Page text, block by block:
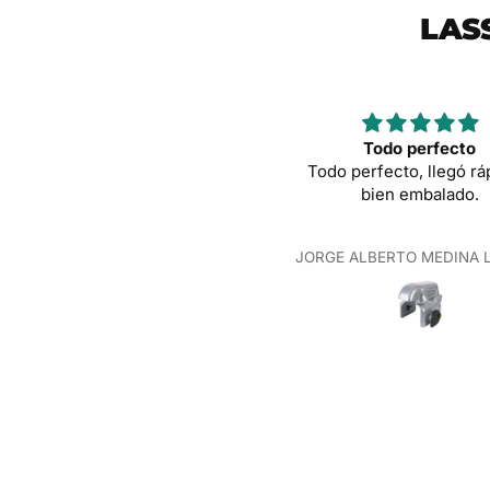
Mover endura
Todo muy correcto
Xabier Huarte